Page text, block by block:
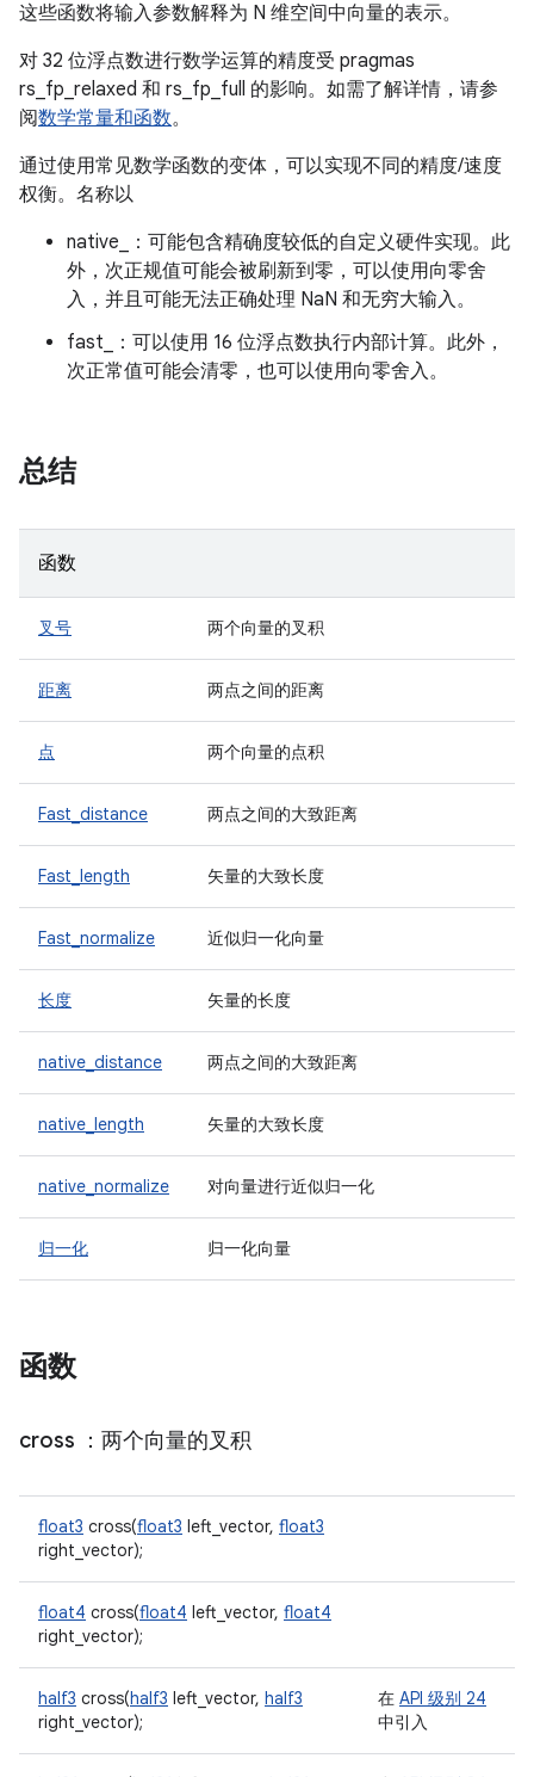
这些函数将输入参数解释为 N 维空间中向量的表示。
对 32 位浮点数进行数学运算的精度受 pragmas
rs_fp_relaxed 和 rs_fp_full 的影响。如需了解详情，请参
阅数学常量和函数。
通过使用常见数学函数的变体，可以实现不同的精度/速度
权衡。名称以
native_：可能包含精确度较低的自定义硬件实现。此
外，次正规值可能会被刷新到零，可以使用向零舍
入，并且可能无法正确处理 NaN 和无穷大输入。
fast_：可以使用 16 位浮点数执行内部计算。此外，
次正常值可能会清零，也可以使用向零舍入。
总结
函数
叉号 两个向量的叉积
距离 两点之间的距离
点 两个向量的点积
Fast_distance 两点之间的大致距离
Fast_length 矢量的大致长度
Fast_normalize 近似归一化向量
长度 矢量的长度
native_distance 两点之间的大致距离
native_length 矢量的大致长度
native_normalize 对向量进行近似归一化
归一化 归一化向量
函数
cross ：两个向量的叉积
float3 cross(float3 left_vector, float3
right_vector);
float4 cross(float4 left_vector, float4
right_vector);
half3 cross(half3 left_vector, half3
right_vector);
在 API 级别 24
中引入